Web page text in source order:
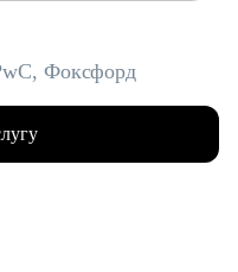
Фоксфорд